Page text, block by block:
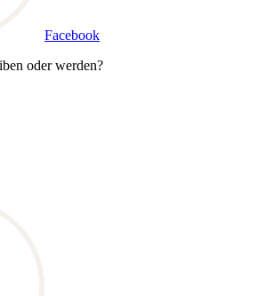
Facebook
oder werden?